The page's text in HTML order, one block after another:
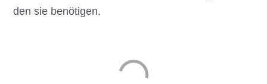
den sie benötigen.